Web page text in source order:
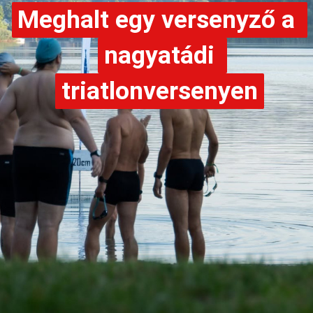
Meghalt egy versenyző a
nagyatádi
triatlonversenyen
Meghalt egy versenyző a
nagyatádi
triatlonversenyen